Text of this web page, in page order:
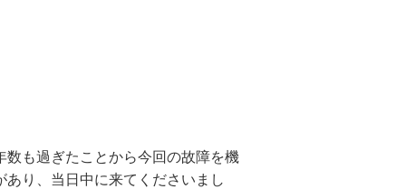
も過ぎたことから今回の故障を機
り、当日中に来てくださいまし